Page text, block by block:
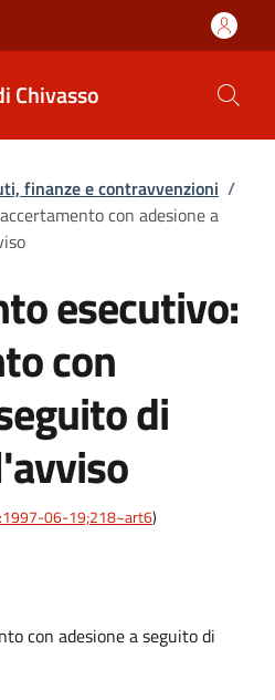
Chivasso
finanze e contravvenzioni /
con adesione a
esecutivo:
con
di
06-19;218~art6)
con adesione a seguito di